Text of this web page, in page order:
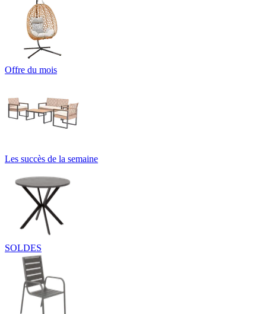
Offre du mois
Les succès de la semaine
SOLDES